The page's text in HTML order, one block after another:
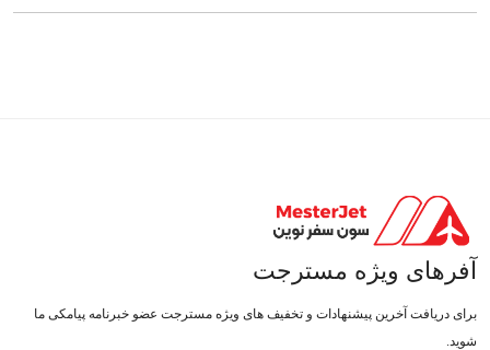
آفرهای ویژه مسترجت
برای دریافت آخرین پیشنهادات و تخفیف های ویژه مسترجت عضو خبرنامه پیامکی ما
شوید.